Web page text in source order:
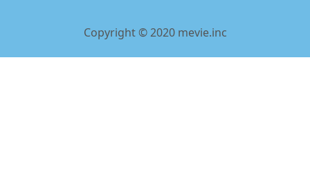
Copyright © 2020 mevie.inc